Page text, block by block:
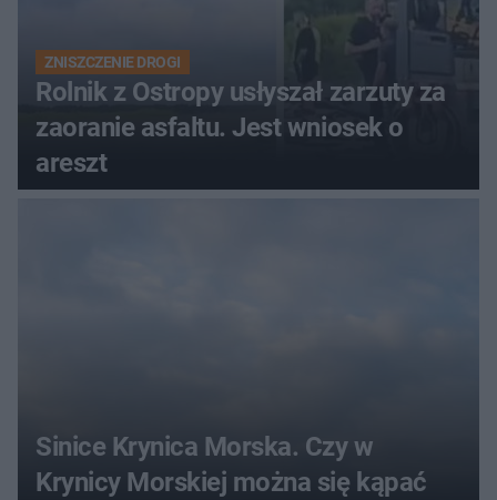
ZNISZCZENIE DROGI
Rolnik z Ostropy usłyszał zarzuty za
zaoranie asfaltu. Jest wniosek o
areszt
Sinice Krynica Morska. Czy w
Krynicy Morskiej można się kąpać